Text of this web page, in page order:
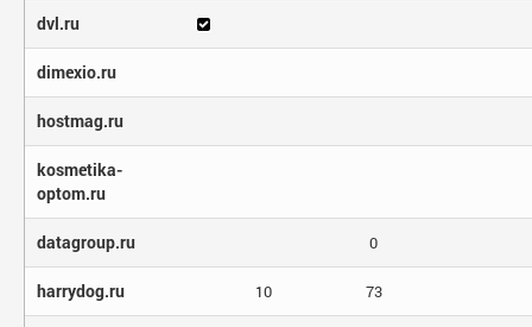
dvl.ru
dimexio.ru
hostmag.ru
kosmetika-
optom.ru
datagroup.ru 0
harrydog.ru 10 73